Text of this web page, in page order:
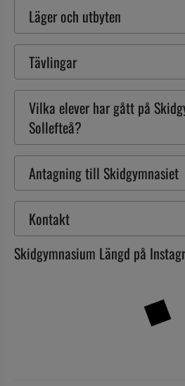
Läger och utbyten
Tävlingar
Vilka elever har gått på
Sollefteå?
Antagning till Skidgymnasiet
Kontakt
Skidgymnasium Längd på